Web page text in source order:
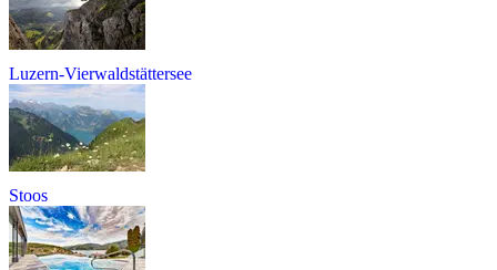
Luzern-Vierwaldstättersee
Stoos